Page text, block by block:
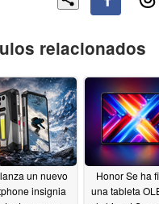
relacionados
un nuevo
insignia
Honor Se ha
una tableta